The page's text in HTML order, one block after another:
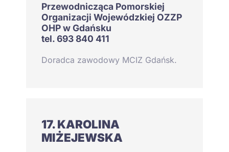
Przewodnicząca Pomorskiej
Organizacji Wojewódzkiej OZZP
OHP w Gdańsku
tel. 693 840 411
Doradca zawodowy MCIZ Gdańsk.
17. KAROLINA
MIŻEJEWSKA